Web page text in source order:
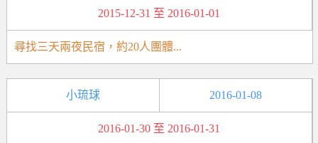
2015-12-31 至 2016-01-01
尋找三天兩夜民宿，約20人團體...
小琉球 2016-01-08
2016-01-30 至 2016-01-31